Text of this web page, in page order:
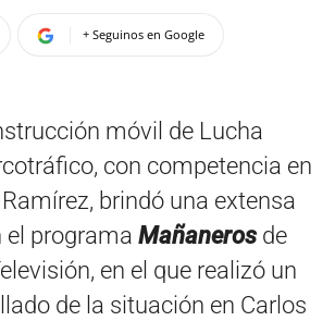
+ Seguinos en Google
móvil de Lucha
con competencia en
brindó una extensa
el programa Mañanerosde
en el que realizó un
de la situación en Carlos